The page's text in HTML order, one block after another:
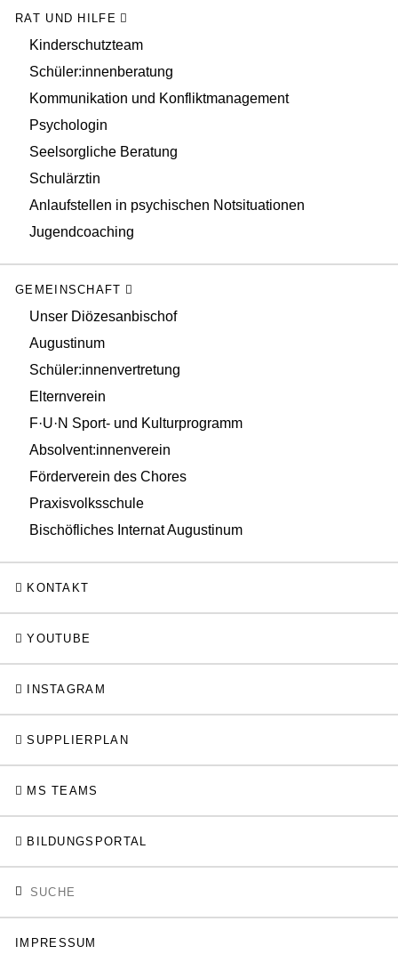
RAT UND HILFE
Kinderschutzteam
Schüler:innenberatung
Kommunikation und Konfliktmanagement
Psychologin
Seelsorgliche Beratung
Schulärztin
Anlaufstellen in psychischen Notsituationen
Jugendcoaching
GEMEINSCHAFT
Unser Diözesanbischof
Augustinum
Schüler:innenvertretung
Elternverein
F·U·N Sport- und Kulturprogramm
Absolvent:innenverein
Förderverein des Chores
Praxisvolksschule
Bischöfliches Internat Augustinum
KONTAKT
YOUTUBE
INSTAGRAM
SUPPLIERPLAN
MS TEAMS
BILDUNGSPORTAL
IMPRESSUM